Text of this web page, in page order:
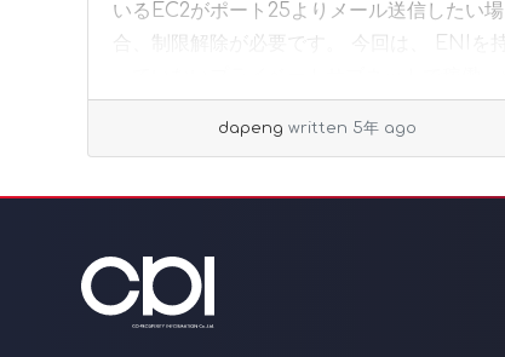
いるEC2がポート25よりメール送信したい場
合、制限解除が必要です。 今回は、 ENIを持
dapeng written 5年 ago